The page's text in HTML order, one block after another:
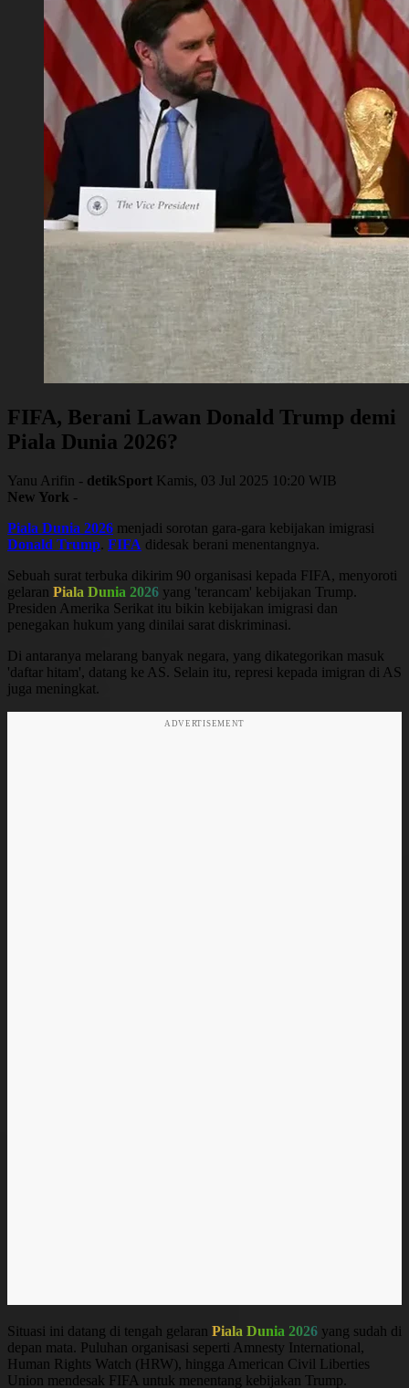
FIFA, Berani Lawan Donald Trump demi
Piala Dunia 2026?
Yanu Arifin - detikSport Kamis, 03 Jul 2025 10:20 WIB
New York -
Piala Dunia 2026 menjadi sorotan gara-gara kebijakan imigrasi
Donald Trump. FIFA didesak berani menentangnya.
Sebuah surat terbuka dikirim 90 organisasi kepada FIFA, menyoroti
gelaran Piala Dunia 2026 yang 'terancam' kebijakan Trump.
Presiden Amerika Serikat itu bikin kebijakan imigrasi dan
penegakan hukum yang dinilai sarat diskriminasi.
Di antaranya melarang banyak negara, yang dikategorikan masuk
'daftar hitam', datang ke AS. Selain itu, represi kepada imigran di AS
juga meningkat.
ADVERTISEMENT
Situasi ini datang di tengah gelaran Piala Dunia 2026 yang sudah di
depan mata. Puluhan organisasi seperti Amnesty International,
Human Rights Watch (HRW), hingga American Civil Liberties
Union mendesak FIFA untuk menentang kebijakan Trump.